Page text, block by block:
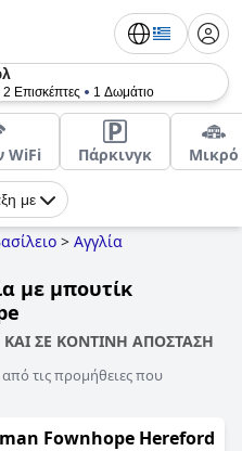
2 Επισκέπτες 1 Δωμάτιο
WiFi Πάρκινγκ Μικρό
με
> Αγγλία
με μπουτίκ
ΚΑΙ ΣΕ ΚΟΝΤΙΝΗ ΑΠΟΣΤΑΣΗ
τις προμήθειες που
Fownhope Hereford